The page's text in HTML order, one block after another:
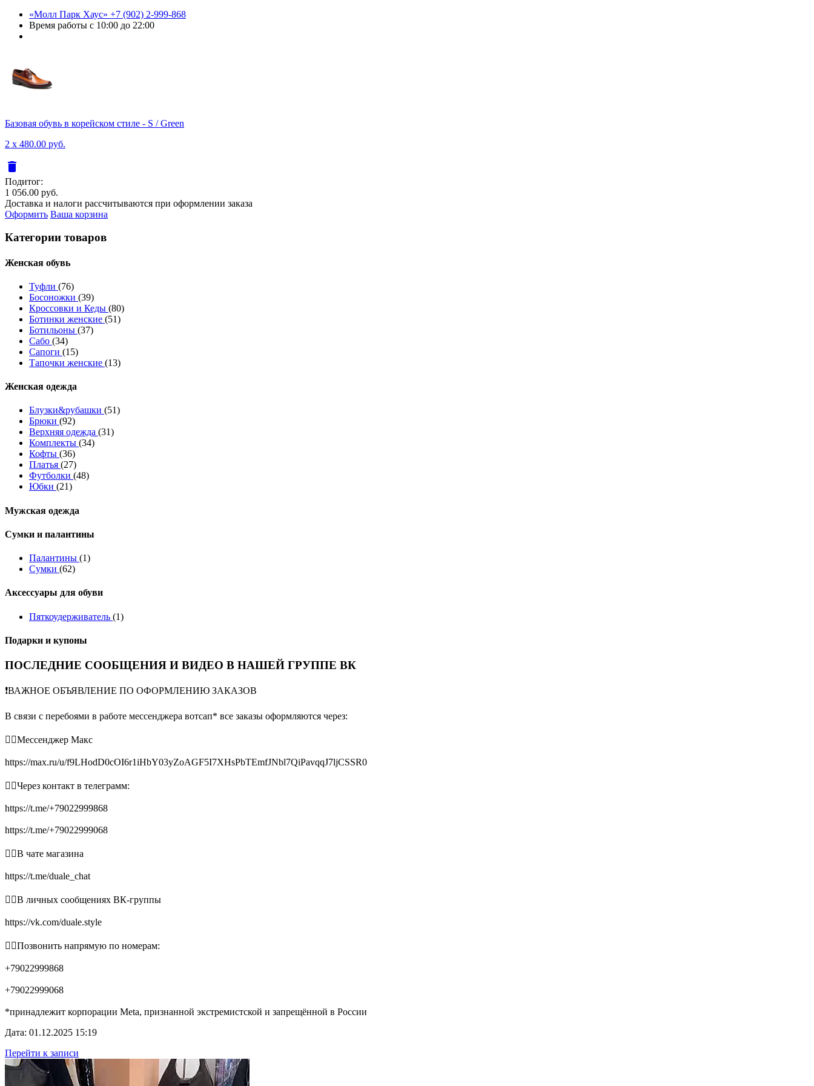
«Молл Парк Хаус» +7 (902) 2-999-868
Время работы с 10:00 до 22:00
Базовая обувь в корейском стиле - S / Green
2 x 480.00 руб.
delete
Подитог:
1 056.00 руб.
Доставка и налоги рассчитываются при оформлении заказа
Оформить Ваша корзина
Категории товаров
Женcкая обувь
Туфли (76)
Босоножки (39)
Кроссовки и Кеды (80)
Ботинки женские (51)
Ботильоны (37)
Сабо (34)
Сапоги (15)
Тапочки женские (13)
Женская одежда
Блузки&рубашки (51)
Брюки (92)
Верхняя одежда (31)
Комплекты (34)
Кофты (36)
Платья (27)
Футболки (48)
Юбки (21)
Мужская одежда
Сумки и палантины
Палантины (1)
Сумки (62)
Аксессуары для обуви
Пяткоудерживатель (1)
Подарки и купоны
ПОСЛЕДНИЕ СООБЩЕНИЯ И ВИДЕО В НАШЕЙ ГРУППЕ ВК
❗️ВАЖНОЕ ОБЪЯВЛЕНИЕ ПО ОФОРМЛЕНИЮ ЗАКАЗОВ
В связи с перебоями в работе мессенджера вотсап* все заказы оформляются через:
👉🏻Мессенджер Макс
https://max.ru/u/f9LHodD0cOI6r1iHbY03yZoAGF5I7XHsPbTEmfJNbl7QiPavqqJ7ljCSSR0
👉🏻Через контакт в телеграмм:
https://t.me/+79022999868
https://t.me/+79022999068
👉🏻В чате магазина
https://t.me/duale_chat
👉🏻В личных сообщениях ВК-группы
https://vk.com/duale.style
👉🏻Позвонить напрямую по номерам:
+79022999868
+79022999068
*принадлежит корпорации Meta, признанной экстремистской и запрещённой в России
Дата: 01.12.2025 15:19
Перейти к записи